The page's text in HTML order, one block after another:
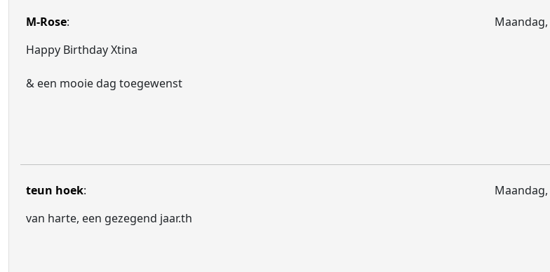
M-Rose:
Happy Birthday Xtina
& een mooie dag toegewenst
teun hoek:
van harte, een gezegend jaar.th